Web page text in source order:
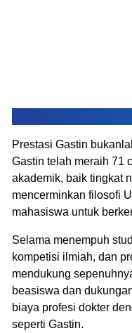
Prestasi Gastin
Gastin telah meraih 71
akademik, baik tingkat
mencerminkan filosofi
mahasiswa untuk
Selama menempuh
kompetisi ilmiah, dan
mendukung
beasiswa dan
biaya profesi dokter
seperti Gastin.